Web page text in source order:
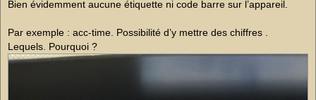
Bien évidemment aucune étiquette ni code barre sur l’appareil.
Par exemple : acc-time. Possibilité d’y mettre des chiffres .
Lequels. Pourquoi ?